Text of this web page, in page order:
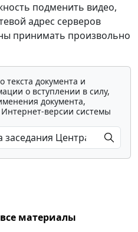
подменить видео,
адрес серверов
принимать произвольно
текста документа и
о вступлении в силу,
документа,
версии системы
материалы